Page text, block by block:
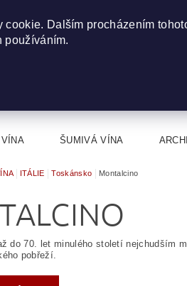
VÍNA ŠUMIVÁ VÍNA
ITÁLIE Toskánsko Montalcino
do 70. let minulého století nejchudším
pobřeží.
cookie. Dalším procházením
používáním.